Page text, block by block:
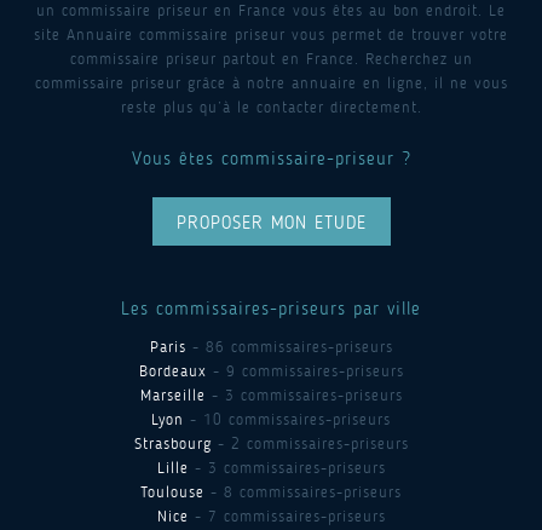
un commissaire priseur en France vous êtes au bon endroit. Le
site Annuaire commissaire priseur vous permet de trouver votre
commissaire priseur partout en France. Recherchez un
commissaire priseur grâce à notre annuaire en ligne, il ne vous
reste plus qu’à le contacter directement.
Vous êtes commissaire-priseur ?
PROPOSER MON ETUDE
Les commissaires-priseurs par ville
Paris - 86 commissaires-priseurs
Bordeaux - 9 commissaires-priseurs
Marseille - 3 commissaires-priseurs
Lyon - 10 commissaires-priseurs
Strasbourg - 2 commissaires-priseurs
Lille - 3 commissaires-priseurs
Toulouse - 8 commissaires-priseurs
Nice - 7 commissaires-priseurs